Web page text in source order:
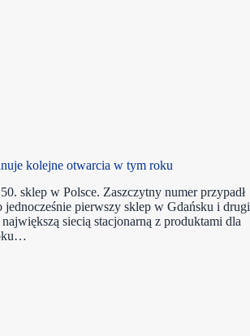
kolejne otwarcia w tym roku
sklep w Polsce. Zaszczytny numer przypadł
pierwszy sklep w Gdańsku i drugi
siecią stacjonarną z produktami dla